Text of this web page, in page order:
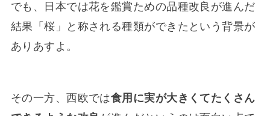
でも、日本では花を鑑賞ための品種改良が進んだ
結果「桜」と称される種類ができたという背景が
ありあすよ。
その一方、西欧では食用に実が大きくてたくさん